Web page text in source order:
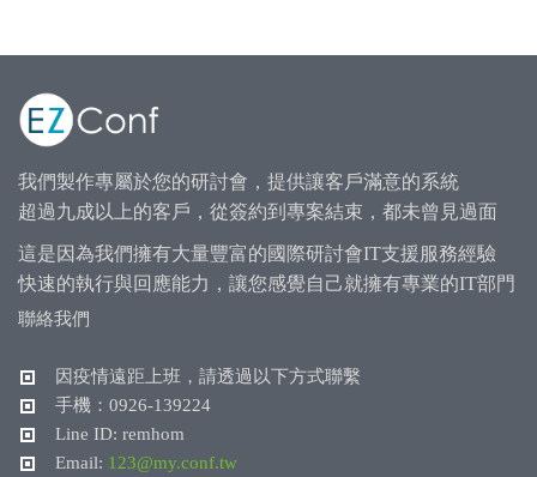
我們製作專屬於您的研討會，提供讓客戶滿意的系統
超過九成以上的客戶，從簽約到專案結束，都未曾見過面
這是因為我們擁有大量豐富的國際研討會IT支援服務經驗
快速的執行與回應能力，讓您感覺自己就擁有專業的IT部門
聯絡我們
因疫情遠距上班，請透過以下方式聯繫
手機：0926-139224
Line ID: remhom
Email: 123@my.conf.tw